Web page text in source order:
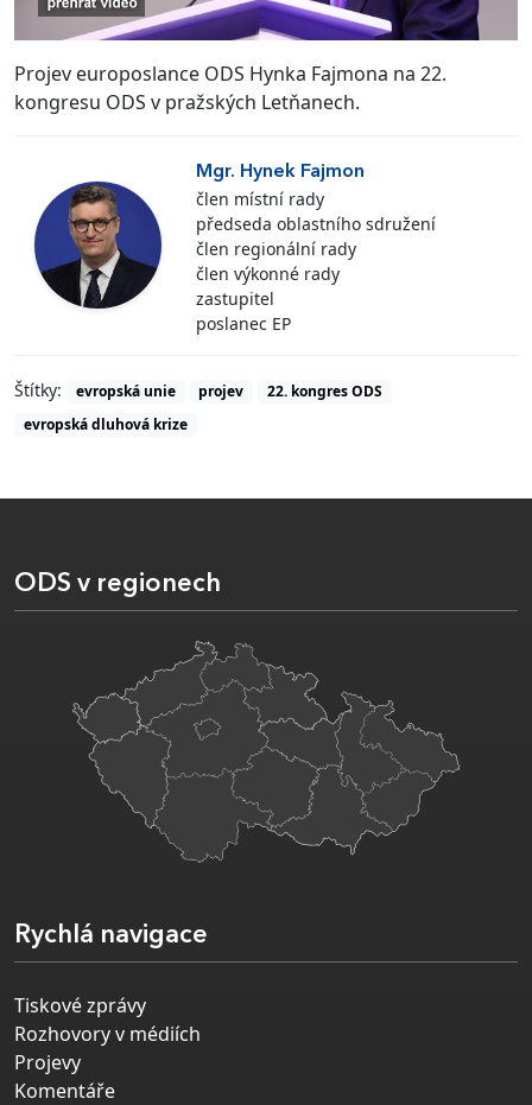
Projev europoslance ODS Hynka Fajmona na 22.
kongresu ODS v pražských Letňanech.
Mgr. Hynek Fajmon
člen místní rady
předseda oblastního sdružení
člen regionální rady
člen výkonné rady
zastupitel
poslanec EP
Štítky: evropská unie projev
22. kongres ODS
evropská dluhová krize
ODS v regionech
Rychlá navigace
Tiskové zprávy
Rozhovory v médiích
Projevy
Komentáře